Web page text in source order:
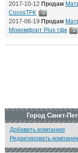
2017-10-12 Продам
CocosTFK
2017-06-19 Продам
Mixкомфорт Plus тфк
Город Санкт-
Добавить компанию
Редактировать